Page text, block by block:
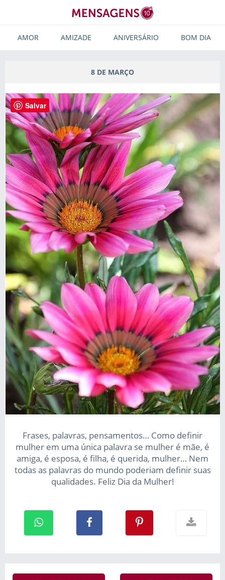
AMOR AMIZADE ANIVERSÁRIO BOM DIA
8 DE MARÇO
Frases, palavras, pensamentos… Como definir
mulher em uma única palavra se mulher é mãe, é
amiga, é esposa, é filha, é querida, mulher… Nem
todas as palavras do mundo poderiam definir suas
qualidades. Feliz Dia da Mulher!
Salvar